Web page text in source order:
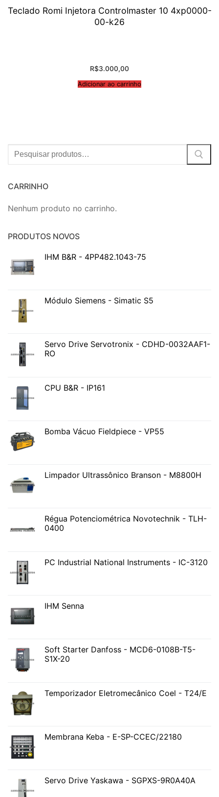
Teclado Romi Injetora Controlmaster 10 4xp0000-
00-k26
R$3.000,00
Adicionar ao carrinho
Procurar:
CARRINHO
Nenhum produto no carrinho.
PRODUTOS NOVOS
IHM B&R - 4PP482.1043-75
Módulo Siemens - Simatic S5
Servo Drive Servotronix - CDHD-0032AAF1-
RO
CPU B&R - IP161
Bomba Vácuo Fieldpiece - VP55
Limpador Ultrassônico Branson - M8800H
Régua Potenciométrica Novotechnik - TLH-
0400
PC Industrial National Instruments - IC-3120
IHM Senna
Soft Starter Danfoss - MCD6-0108B-T5-
S1X-20
Temporizador Eletromecânico Coel - T24/E
Membrana Keba - E-SP-CCEC/22180
Servo Drive Yaskawa - SGPXS-9R0A40A